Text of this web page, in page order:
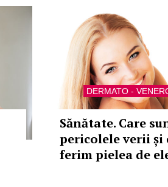
DERMATO -
Sănătate. Care
pericolele verii și
ferim pielea de